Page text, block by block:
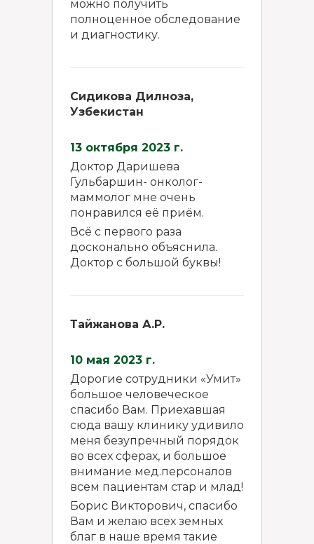
можно получить
полноценное обследование
и диагностику.
Сидикова Дилноза,
Узбекистан
13 октября 2023 г.
Доктор Даришева
Гульбаршин- онколог-
маммолог мне очень
понравился её приём.
Всё с первого раза
досконально объяснила.
Доктор с большой буквы!
Тайжанова А.Р.
10 мая 2023 г.
Дорогие сотрудники «Умит»
большое человеческое
спасибо Вам. Приехавшая
сюда вашу клинику удивило
меня безупречный порядок
во всех сферах, и большое
внимание мед.персоналов
всем пациентам стар и млад!
Борис Викторович, спасибо
Вам и желаю всех земных
благ в наше время такие